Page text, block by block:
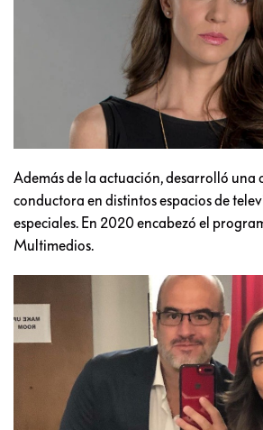
Además de la actuación, desarrolló una
conductora en distintos espacios de
especiales. En 2020 encabezó el
Multimedios.